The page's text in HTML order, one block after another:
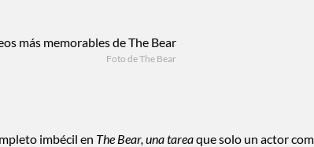
Foto de The Bear
imbécil en The Bear, una tareaque solo un actor